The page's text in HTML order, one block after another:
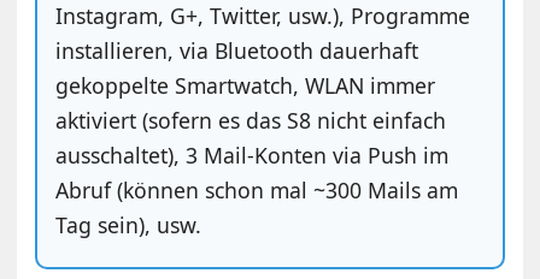
Instagram, G+, Twitter, usw.), Programme
installieren, via Bluetooth dauerhaft
gekoppelte Smartwatch, WLAN immer
aktiviert (sofern es das S8 nicht einfach
ausschaltet), 3 Mail-Konten via Push im
Abruf (können schon mal ~300 Mails am
Tag sein), usw.